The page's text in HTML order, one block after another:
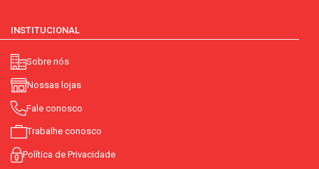
INSTITUCIONAL
Sobre nós
Nossas lojas
Fale conosco
Trabalhe conosco
Política de Privacidade